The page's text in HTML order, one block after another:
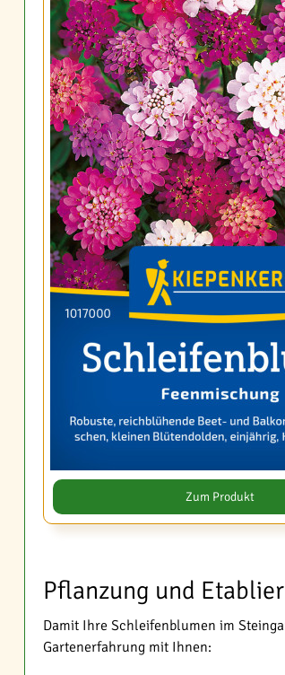
Zum Produkt
Pflanzung und
Damit Ihre Schleifenblumen im
Gartenerfahrung mit Ihnen: